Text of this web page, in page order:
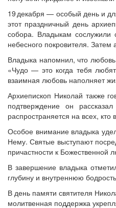
19 декабря — особый день и
этот праздничный день
собора. Владыкам сослужили
небесного покровителя.
Владыка напомнил, что любовь
«Чудо — это когда тебя
взаимная любовь наполняет
Архиепископ Николай также
подтверждение он
распространяется на всех, кто
Особое внимание владыка
Нему. Святые выступают
причастности к Божественной
В завершение владыка
глубину и внутреннюю
В день памяти святителя
молитвенная поддержка